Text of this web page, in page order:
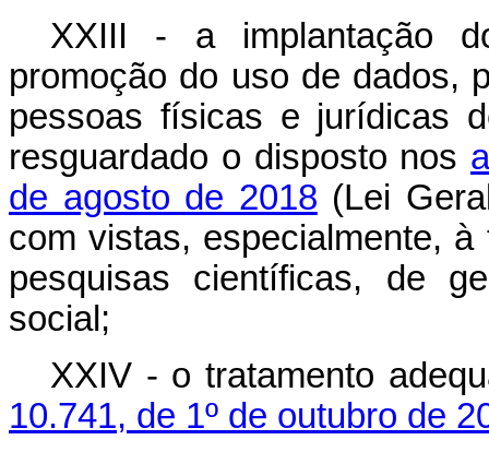
XXIII - a implantação
promoção do uso de dados,
pessoas físicas e jurídicas
resguardado o disposto nos
de agosto de 2018 (Lei
com vistas, especialmente,
pesquisas científicas, de
social;
XXIV - o tratamento
10.741, de 1º de outubro de